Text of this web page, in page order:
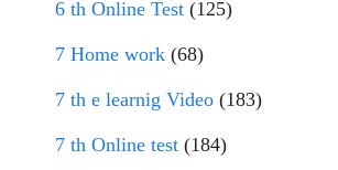
6 th Online Test (125)
7 Home work (68)
7 th e learnig Video (183)
7 th Online test (184)